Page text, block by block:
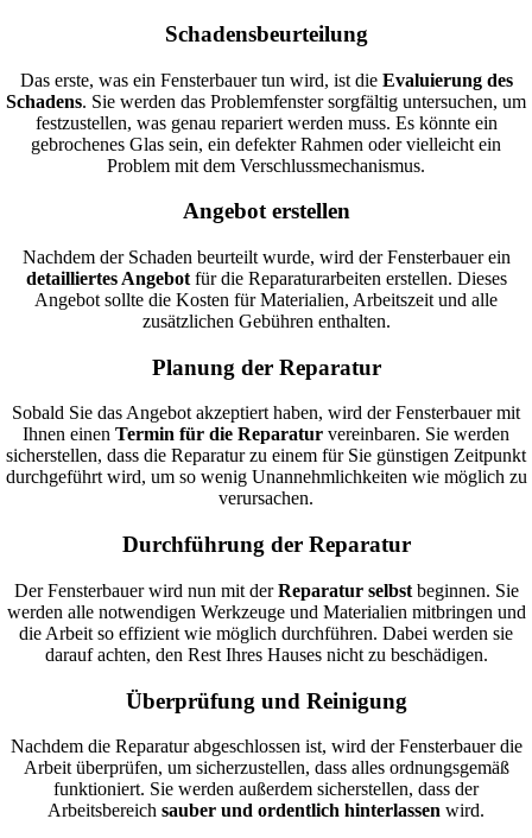
Schadensbeurteilung
Das erste, was ein Fensterbauer tun wird, ist die Evaluierung des
Schadens. Sie werden das Problemfenster sorgfältig untersuchen, um
festzustellen, was genau repariert werden muss. Es könnte ein
gebrochenes Glas sein, ein defekter Rahmen oder vielleicht ein
Problem mit dem Verschlussmechanismus.
Angebot erstellen
Nachdem der Schaden beurteilt wurde, wird der Fensterbauer ein
detailliertes Angebotfür die Reparaturarbeiten erstellen. Dieses
Angebot sollte die Kosten für Materialien, Arbeitszeit und alle
zusätzlichen Gebühren enthalten.
Planung der Reparatur
Sobald Sie das Angebot akzeptiert haben, wird der Fensterbauer mit
Ihnen einen Termin für die Reparatur vereinbaren. Sie werden
sicherstellen, dass die Reparatur zu einem für Sie günstigen Zeitpunkt
durchgeführt wird, um so wenig Unannehmlichkeiten wie möglich zu
verursachen.
Durchführung der Reparatur
Der Fensterbauer wird nun mit derReparatur selbstbeginnen. Sie
werden alle notwendigen Werkzeuge und Materialien mitbringen und
die Arbeit so effizient wie möglich durchführen. Dabei werden sie
darauf achten, den Rest Ihres Hauses nicht zu beschädigen.
Überprüfung und Reinigung
Nachdem die Reparatur abgeschlossen ist, wird der Fensterbauer die
Arbeit überprüfen, um sicherzustellen, dass alles ordnungsgemäß
funktioniert. Sie werden außerdem sicherstellen, dass der
Arbeitsbereich sauber und ordentlich hinterlassen wird.